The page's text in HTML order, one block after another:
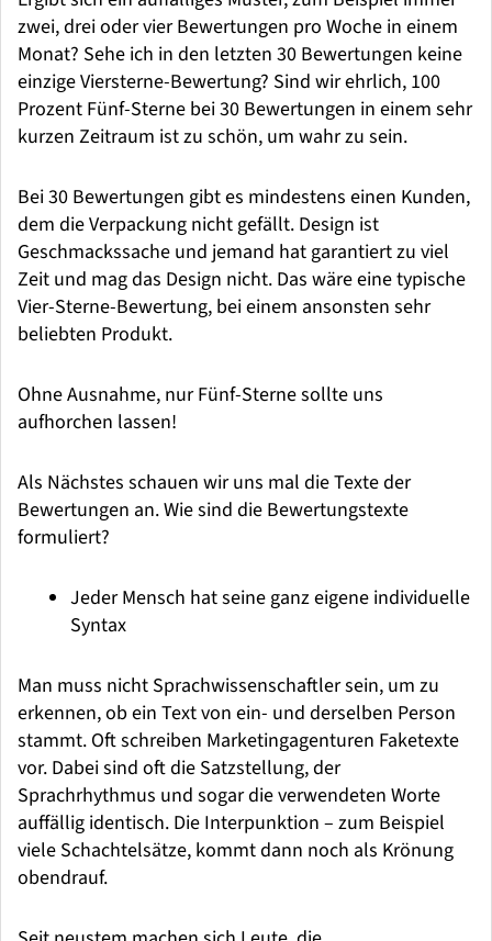
zwei, drei oder vier Bewertungen pro Woche in einem
Monat? Sehe ich in den letzten 30 Bewertungen keine
einzige Viersterne-Bewertung? Sind wir ehrlich, 100
Prozent Fünf-Sterne bei 30 Bewertungen in einem sehr
kurzen Zeitraum ist zu schön, um wahr zu sein.
Bei 30 Bewertungen gibt es mindestens einen Kunden,
dem die Verpackung nicht gefällt. Design ist
Geschmackssache und jemand hat garantiert zu viel
Zeit und mag das Design nicht. Das wäre eine typische
Vier-Sterne-Bewertung, bei einem ansonsten sehr
beliebten Produkt.
Ohne Ausnahme, nur Fünf-Sterne sollte uns
aufhorchen lassen!
Als Nächstes schauen wir uns mal die Texte der
Bewertungen an. Wie sind die Bewertungstexte
formuliert?
Jeder Mensch hat seine ganz eigene individuelle
Syntax
Man muss nicht Sprachwissenschaftler sein, um zu
erkennen, ob ein Text von ein- und derselben Person
stammt. Oft schreiben Marketingagenturen Faketexte
vor. Dabei sind oft die Satzstellung, der
Sprachrhythmus und sogar die verwendeten Worte
auffällig identisch. Die Interpunktion – zum Beispiel
viele Schachtelsätze, kommt dann noch als Krönung
obendrauf.